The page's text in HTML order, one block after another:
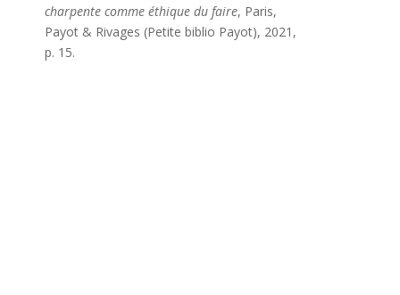
charpente comme éthique du faire, Paris,
Payot & Rivages (Petite biblio Payot), 2021,
p. 15.